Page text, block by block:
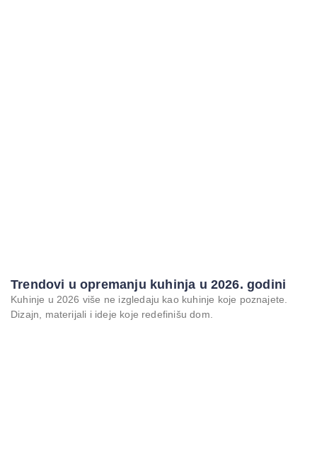
Trendovi u opremanju kuhinja u 2026. godini
Kuhinje u 2026 više ne izgledaju kao kuhinje koje poznajete.
Dizajn, materijali i ideje koje redefinišu dom.